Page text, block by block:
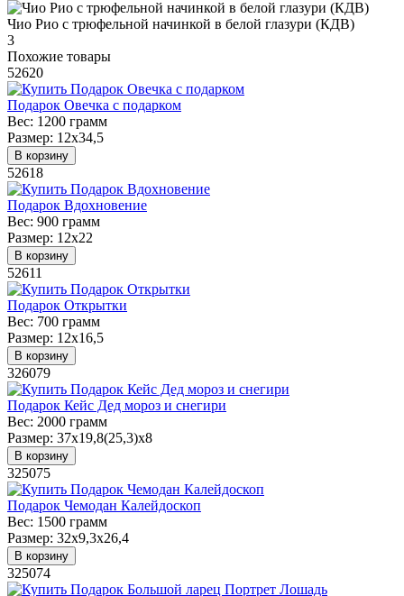
Чио Рио с трюфельной начинкой в белой глазури (КДВ)
3
Похожие товары
52620
Подарок Овечка с подарком
Вес: 1200 грамм
Размер: 12х34,5
В корзину
52618
Подарок Вдохновение
Вес: 900 грамм
Размер: 12х22
В корзину
52611
Подарок Открытки
Вес: 700 грамм
Размер: 12х16,5
В корзину
326079
Подарок Кейс Дед мороз и снегири
Вес: 2000 грамм
Размер: 37х19,8(25,3)х8
В корзину
325075
Подарок Чемодан Калейдоскоп
Вес: 1500 грамм
Размер: 32х9,3х26,4
В корзину
325074